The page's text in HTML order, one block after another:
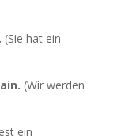
(Sie hat ein
(Wir werden
ein